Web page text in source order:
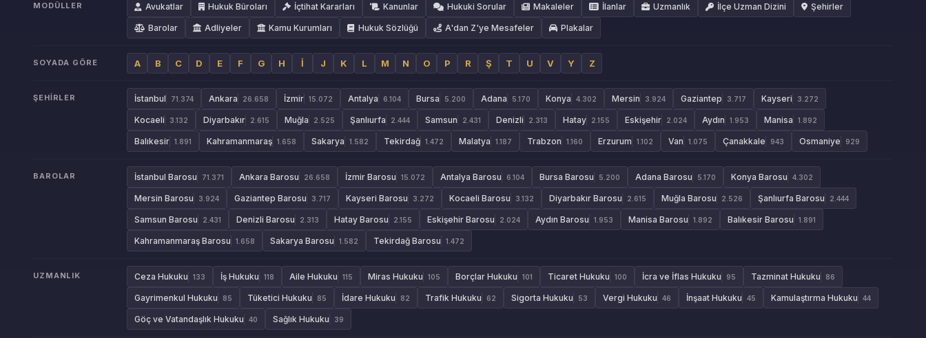
MODÜLLER Avukatlar Hukuk Büroları İçtihat Kararları Kanunlar Hukuki Sorular Makaleler İlanlar Uzmanlık İlçe Uzman Dizini Şehirler
Barolar Adliyeler Kamu Kurumları Hukuk Sözlüğü A'dan Z'ye Mesafeler Plakalar
SOYADA GÖRE A B C D E F G H İ J K L M N O P R Ş T U V Y Z
ŞEHIRLER İstanbul 71.374 Ankara 26.658 İzmir 15.072 Antalya 6.104 Bursa 5.200 Adana 5.170 Konya 4.302 Mersin 3.924 Gaziantep 3.717 Kayseri 3.272
Kocaeli 3.132 Diyarbakır 2.615 Muğla 2.525 Şanlıurfa 2.444 Samsun 2.431 Denizli 2.313 Hatay 2.155 Eskişehir 2.024 Aydın 1.953 Manisa 1.892
Balıkesir 1.891 Kahramanmaraş 1.658 Sakarya 1.582 Tekirdağ 1.472 Malatya 1.187 Trabzon 1.160 Erzurum 1.102 Van 1.075 Çanakkale 943 Osmaniye 929
BAROLAR İstanbul Barosu 71.371 Ankara Barosu 26.658 İzmir Barosu 15.072 Antalya Barosu 6.104 Bursa Barosu 5.200 Adana Barosu 5.170 Konya Barosu 4.302
Mersin Barosu 3.924 Gaziantep Barosu 3.717 Kayseri Barosu 3.272 Kocaeli Barosu 3.132 Diyarbakır Barosu 2.615 Muğla Barosu 2.526 Şanlıurfa Barosu 2.444
Samsun Barosu 2.431 Denizli Barosu 2.313 Hatay Barosu 2.155 Eskişehir Barosu 2.024 Aydın Barosu 1.953 Manisa Barosu 1.892 Balıkesir Barosu 1.891
Kahramanmaraş Barosu 1.658 Sakarya Barosu 1.582 Tekirdağ Barosu 1.472
UZMANLIK Ceza Hukuku 133 İş Hukuku 118 Aile Hukuku 115 Miras Hukuku 105 Borçlar Hukuku 101 Ticaret Hukuku 100 İcra ve İflas Hukuku 95 Tazminat Hukuku 86
Gayrimenkul Hukuku 85 Tüketici Hukuku 85 İdare Hukuku 82 Trafik Hukuku 62 Sigorta Hukuku 53 Vergi Hukuku 46 İnşaat Hukuku 45 Kamulaştırma Hukuku 44
Göç ve Vatandaşlık Hukuku 40 Sağlık Hukuku 39